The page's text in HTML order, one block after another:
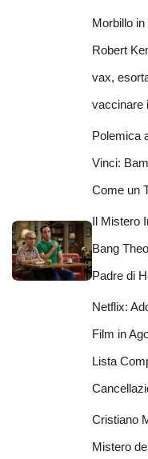
Morbillo
Robert
vax,
vaccinare
Polemica
Vinci:
Come un
Il Mistero
Bang
Padre di
Netflix:
Film in
Lista
Cristiano
Mistero